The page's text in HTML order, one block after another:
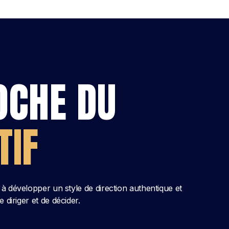
DU
développer un style de direction authentique et
et de décider.